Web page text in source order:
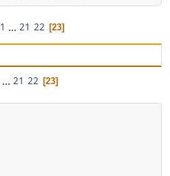
1 ... 21 22 23
... 21 22 23